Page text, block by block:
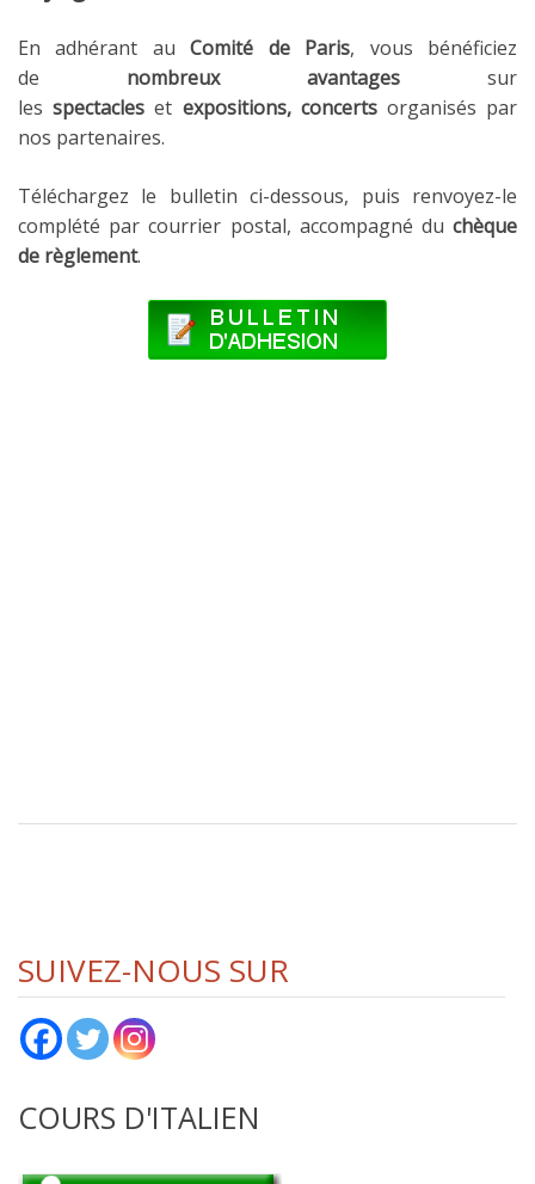
En adhérant auComité de Paris, vous bénéficiez
de nombreux avantages sur
lesspectacles et expositions, concertsorganisés par
nos partenaires.
Téléchargez le bulletin ci-dessous, puis renvoyez-le
complété par courrier postal, accompagné du chèque
de règlement.
SUIVEZ-NOUS SUR
COURS D'ITALIEN